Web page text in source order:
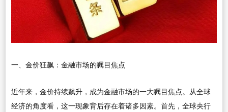
一、金价狂飙：金融市场的瞩目焦点
近年来，金价持续飙升，成为金融市场的一大瞩目焦点。从全球
经济的角度看，这一现象背后存在着诸多因素。首先，全球央行